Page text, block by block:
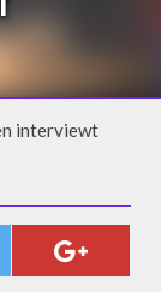
interviewt